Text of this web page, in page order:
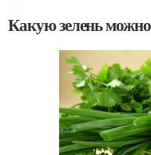
Какую зелень